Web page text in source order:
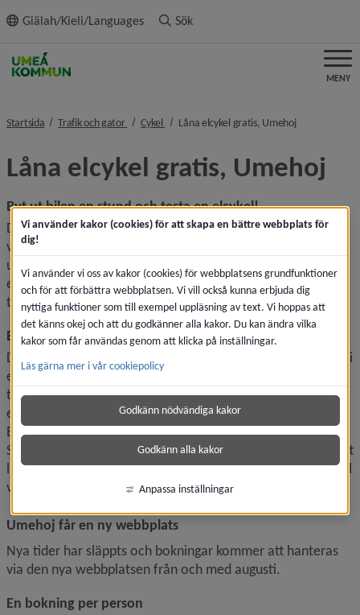
innehållet
Giälah/Kieli/Languages Sök
MENY
Startsida Trafik och gator nivå i brödsmulenavigeringen
Cykel nivå i brödsmulenavigeringen
Låna elcykel gratis, Umehojnivå i
Låna elcykel gratis, Umehoj
Byt ut bilen en stund och testa en elcykel!
Du som är 18 år eller äldre kan låna en elcykel eller en
vikbar cykel helt gratis i två och en halv vecka. Vi vill
uppmuntra till hållbara färdsätt året runt och göra det
enklare att välja cykeln i vardagen. Perfekt för dig som vill
testa ett nytt sätt att ta dig fram!
Boka cykel här och hämta ut i cykelbutik
Du bokar din cykel via länken nedan och hämtar den sedan i
en cykelbutik. Cyklarna lånas ut på tisdagar och lämnas
tillbaka en fredag drygt två veckor senare. Det finns både
elcyklar och vikbara cyklar med och utan el att låna.
Elcyklar finns att låna hos Intersport på Mariedal och Team
Sportia på Ersboda. Vikbara cyklar med och utan el finns att
låna hos Sportson i centrum. Varje person kan låna en cykel
vid ett tillfälle.
Umehoj får en ny webbplats
Nya tider har släppts och bokningar kommer att hanteras
via den nya webbplatsen från och med augusti.
En bokning per person
Vi använder kakor (cookies) för att skapa en bättre webbplats för
dig!
Vi använder vi oss av kakor (cookies) för webbplatsens grundfunktioner
och för att förbättra webbplatsen. Vi vill också kunna erbjuda dig
nyttiga funktioner som till exempel uppläsning av text. Vi hoppas att
det känns okej och att du godkänner alla kakor. Du kan ändra vilka
kakor som får användas genom att klicka på inställningar.
Läs gärna mer i vår cookiepolicy
Godkänn nödvändiga kakor
Godkänn alla kakor
Anpassa inställningar